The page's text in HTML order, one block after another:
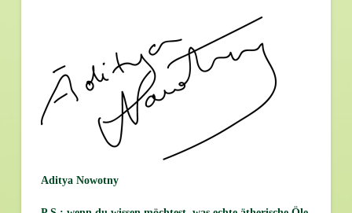
Aditya Nowotny